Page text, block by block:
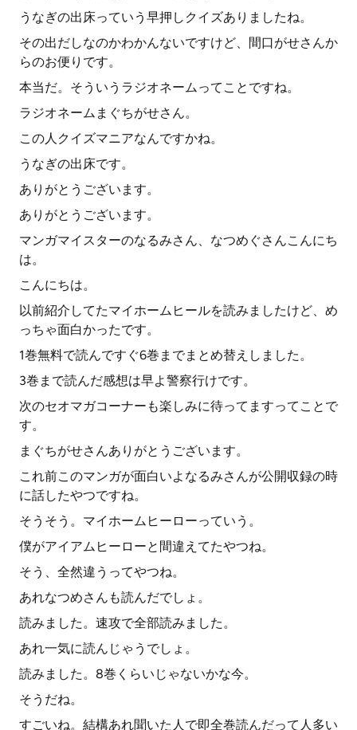
うなぎの出床っていう早押しクイズありましたね。
その出だしなのかわかんないですけど、間口がせさんか
らのお便りです。
本当だ。そういうラジオネームってことですね。
ラジオネームまぐちがせさん。
この人クイズマニアなんですかね。
うなぎの出床です。
ありがとうございます。
ありがとうございます。
マンガマイスターのなるみさん、なつめぐさんこんにち
は。
こんにちは。
以前紹介してたマイホームヒールを読みましたけど、め
っちゃ面白かったです。
1巻無料で読んですぐ6巻までまとめ替えしました。
3巻まで読んだ感想は早よ警察行けです。
次のセオマガコーナーも楽しみに待ってますってことで
す。
まぐちがせさんありがとうございます。
これ前このマンガが面白いよなるみさんが公開収録の時
に話したやつですね。
そうそう。マイホームヒーローっていう。
僕がアイアムヒーローと間違えてたやつね。
そう、全然違うってやつね。
あれなつめさんも読んだでしょ。
読みました。速攻で全部読みました。
あれ一気に読んじゃうでしょ。
読みました。8巻くらいじゃないかな今。
そうだね。
すごいね。結構あれ聞いた人で即全巻読んだって人多い